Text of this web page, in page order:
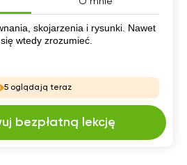
skojarzenia i rysunki. Nawet
wtedy zrozumieć.
5 oglądają teraz
bezpłatną lekcję